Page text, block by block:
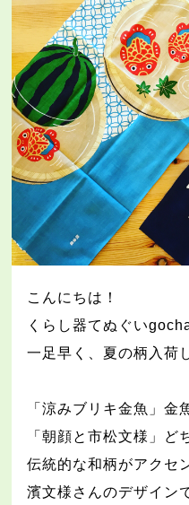
こんにちは！
くらし器てぬぐい
一足早く、夏の柄入荷
「涼みブリキ金魚」金
「朝顔と市松文様」ど
伝統的な和柄がアクセ
濱文様さんのデザイン